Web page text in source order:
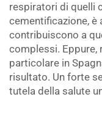
respiratori di quelli
cementificazione, è
contribuiscono a
complessi. Eppure,
particolare in
risultato. Un forte
tutela della salute